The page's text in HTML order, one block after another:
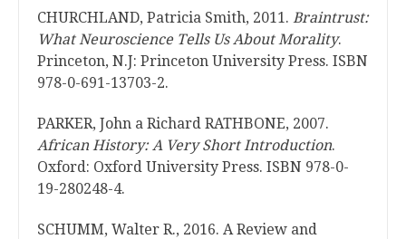
CHURCHLAND, Patricia Smith, 2011. Braintrust:
What Neuroscience Tells Us About Morality.
Princeton, N.J: Princeton University Press. ISBN
978-0-691-13703-2.
PARKER, John a Richard RATHBONE, 2007.
African History: A Very Short Introduction.
Oxford: Oxford University Press. ISBN 978-0-
19-280248-4.
SCHUMM, Walter R., 2016. A Review and